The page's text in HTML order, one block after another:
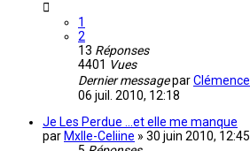
1
2
13 Réponses
4401 Vues
Dernier messageparClémence
06 juil. 2010, 12:18
Je Les Perdue ...et elle me manque
par Mxlle-Celiine » 30 juin 2010, 12:45